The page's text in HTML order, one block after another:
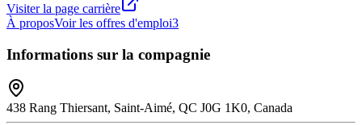
Visiter la page carrière
À proposVoir les offres d'emploi3
Informations sur la compagnie
438 Rang Thiersant, Saint-Aimé, QC J0G 1K0, Canada